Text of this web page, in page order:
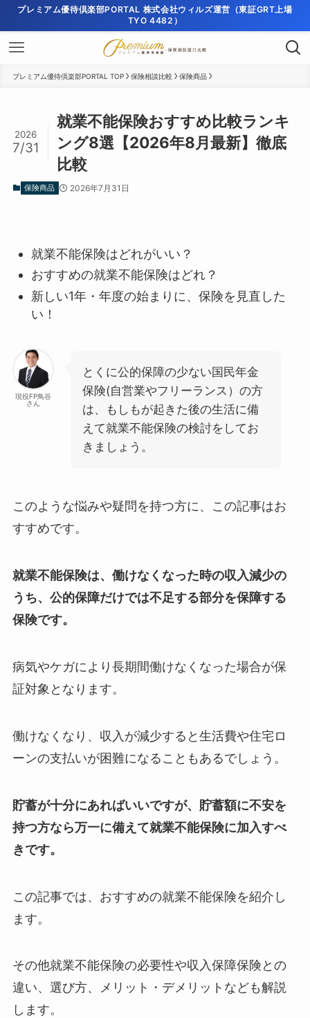
プレミアム優待倶楽部PORTAL 株式会社ウィルズ運営（東証GRT上場
TYO 4482）
プレミアム優待倶楽部PORTAL TOP 保険相談比較 保険商品
就業不能保険おすすめ比較ランキ
ング8選【2026年8月最新】徹底
比較
2026
7/31
保険商品 2026年7月31日
就業不能保険はどれがいい？
おすすめの就業不能保険はどれ？
新しい1年・年度の始まりに、保険を見直した
い！
現役FP鳥谷
さん
とくに公的保障の少ない国民年金
保険(自営業やフリーランス）の方
は、もしもが起きた後の生活に備
えて就業不能保険の検討をしてお
きましょう。
このような悩みや疑問を持つ方に、この記事はお
すすめです。
就業不能保険は、働けなくなった時の収入減少の
うち、公的保障だけでは不足する部分を保障する
保険です。
病気やケガにより長期間働けなくなった場合が保
証対象となります。
働けなくなり、収入が減少すると生活費や住宅ロ
ーンの支払いが困難になることもあるでしょう。
貯蓄が十分にあればいいですが、貯蓄額に不安を
持つ方なら万一に備えて就業不能保険に加入すべ
きです。
この記事では、おすすめの就業不能保険を紹介し
ます。
その他就業不能保険の必要性や収入保障保険との
違い、選び方、メリット・デメリットなども解説
します。